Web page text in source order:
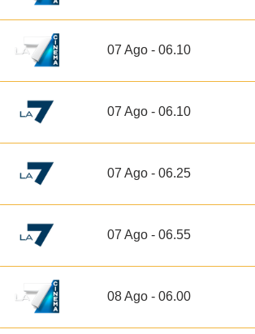
07 Ago - 06.10
07 Ago - 06.10
07 Ago - 06.25
07 Ago - 06.55
08 Ago - 06.00